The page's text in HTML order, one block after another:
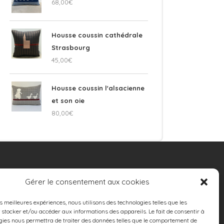
Gérer le consentement aux cookies
meilleures expériences, nous utilisons des technologies telles que les
stocker et/ou accéder aux informations des appareils. Le fait de consentir à
nous permettra de traiter des données telles que le comportement de
68,00€
Housse coussin cathédrale
Strasbourg
45,00€
Housse coussin l'alsacienne
et son oie
80,00€
D’AMEUBLEMENT
et rénovation de sièges